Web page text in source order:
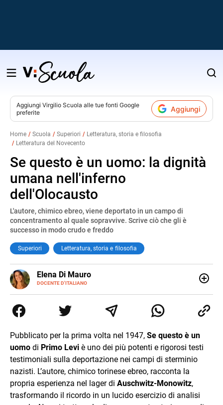
Salta
contenuto
Aggiungi Virgilio Scuola alle tue fonti Google
preferite
Aggiungi
Home Scuola Superiori
Letteratura, storia e filosofia
Letteratura del Novecento
Se questo è un uomo: la dignità
umana nell'inferno
dell'Olocausto
L'autore, chimico ebreo, viene deportato in un campo di
concentramento al quale sopravvive. Scrive ciò che gli è
successo in modo crudo e freddo
Superiori Letteratura, storia e filosofia
Elena Di Mauro
DOCENTE D'ITALIANO
E-
MAIL
Australia e Asia, maturando inglese, spagnolo e il
desiderio di insegnare. Oggi sono docente di ruolo
cambiamento.
Pubblicato per la prima volta nel 1947, Se questo è un
uomo di Primo Levi è uno dei più potenti e rigorosi testi
testimoniali sulla deportazione nei campi di sterminio
nazisti. L’autore, chimico torinese ebreo, racconta la
propria esperienza nel lager di Auschwitz-Monowitz,
trasformando il ricordo in un lucido esercizio di analisi